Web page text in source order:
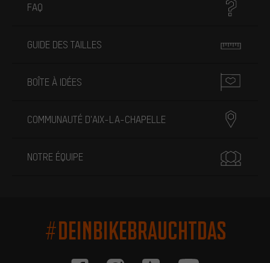
FAQ
GUIDE DES TAILLES
BOÎTE À IDÉES
COMMUNAUTÉ D'AIX-LA-CHAPELLE
NOTRE ÉQUIPE
#DEINBIKEBRAUCHTDAS